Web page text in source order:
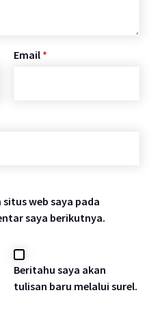
Email *
web saya pada
saya berikutnya.
Beritahu saya akan
tulisan baru melalui surel.